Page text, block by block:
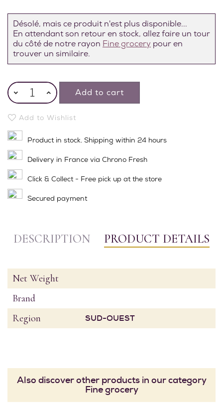
Désolé, mais ce produit n'est plus disponible...
En attendant son retour en stock, allez faire un tour
du côté de notre rayon Fine grocery pour en
trouver un similaire.
Add to cart
Add to Wishlist
Product in stock. Shipping within 24 hours
Delivery in France via Chrono Fresh
Click & Collect - Free pick up at the store
Secured payment
DESCRIPTION PRODUCT DETAILS
Net Weight
Brand
Region
SUD-OUEST
Also discover other products in our category
Fine grocery